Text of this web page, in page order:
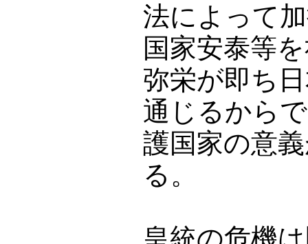
法によって
国家安泰等
弥栄が即ち
通じるから
護国家の意
る。